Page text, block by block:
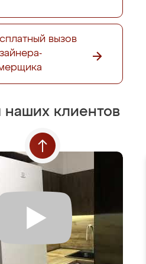
вызов
наших клиентов